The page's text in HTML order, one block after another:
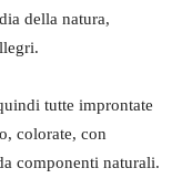
della natura,
tutte improntate
colorate, con
componenti naturali.